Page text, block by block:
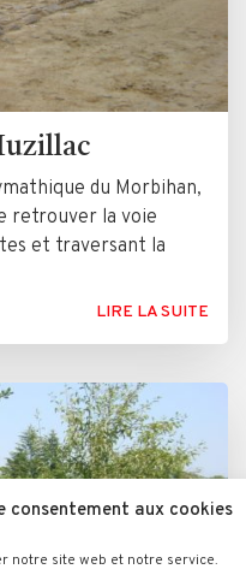
consentement aux cookies
notre site web et notre service.
du Morbihan,
retrouver la voie
et traversant la
LIRE LA SUITE